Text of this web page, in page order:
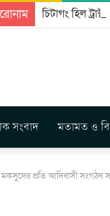
চিটাগং হিল
সংবাদ মতামত ও
প্রতি আদিবাসী সংগঠন